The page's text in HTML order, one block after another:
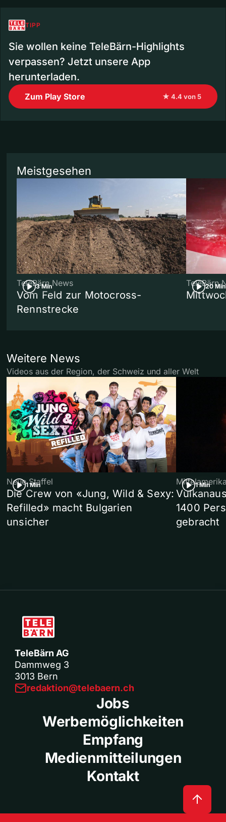
TIPP
Sie wollen keine TeleBärn-Highlights
verpassen? Jetzt unsere App
herunterladen.
Zum Play Store ★ 4.4 von 5
Meistgesehen
3 Min
TeleBärn News
Vom Feld zur Motocross-
Rennstrecke
20 Min
TeleBärn
Weitere News
Videos aus der Region, der Schweiz und aller Welt
1 Min
Neue Staffel
Die Crew von «Jung, Wild & Sexy:
Refilled» macht Bulgarien
unsicher
1 Min
1400
gebracht
TeleBärn AG
Dammweg 3
3013 Bern
redaktion@telebaern.ch
Jobs
Werbemöglichkeiten
Empfang
Medienmitteilungen
Kontakt